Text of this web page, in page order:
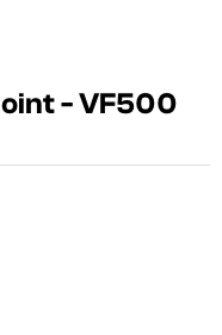
- VF500